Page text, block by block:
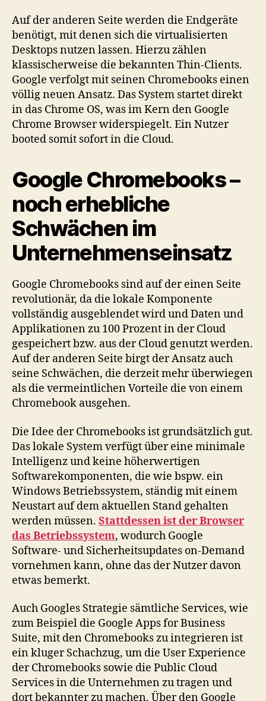
Auf der anderen Seite werden die Endgeräte
benötigt, mit denen sich die virtualisierten
Desktops nutzen lassen. Hierzu zählen
klassischerweise die bekannten Thin-Clients.
Google verfolgt mit seinen Chromebooks einen
völlig neuen Ansatz. Das System startet direkt
in das Chrome OS, was im Kern den Google
Chrome Browser widerspiegelt. Ein Nutzer
booted somit sofort in die Cloud.
Google Chromebooks –
noch erhebliche
Schwächen im
Unternehmenseinsatz
Google Chromebooks sind auf der einen Seite
revolutionär, da die lokale Komponente
vollständig ausgeblendet wird und Daten und
Applikationen zu 100 Prozent in der Cloud
gespeichert bzw. aus der Cloud genutzt werden.
Auf der anderen Seite birgt der Ansatz auch
seine Schwächen, die derzeit mehr überwiegen
als die vermeintlichen Vorteile die von einem
Chromebook ausgehen.
Die Idee der Chromebooks ist grundsätzlich gut.
Das lokale System verfügt über eine minimale
Intelligenz und keine höherwertigen
Softwarekomponenten, die wie bspw. ein
Windows Betriebssystem, ständig mit einem
Neustart auf dem aktuellen Stand gehalten
werden müssen. Stattdessen ist der Browser
das Betriebssystem, wodurch Google
Software- und Sicherheitsupdates on-Demand
vornehmen kann, ohne das der Nutzer davon
etwas bemerkt.
Auch Googles Strategie sämtliche Services, wie
zum Beispiel die Google Apps for Business
Suite, mit den Chromebooks zu integrieren ist
ein kluger Schachzug, um die User Experience
der Chromebooks sowie die Public Cloud
Services in die Unternehmen zu tragen und
dort bekannter zu machen. Über den Google